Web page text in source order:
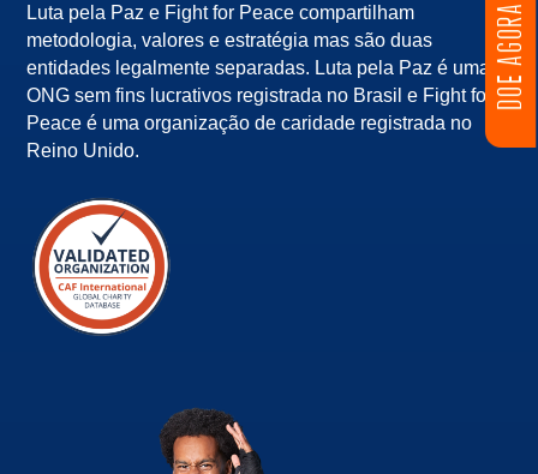
DOE AGORA
Luta pela Paz e Fight for Peace compartilham
metodologia, valores e estratégia mas são duas
entidades legalmente separadas. Luta pela Paz é uma
ONG sem fins lucrativos registrada no Brasil e Fight for
Peace é uma organização de caridade registrada no
Reino Unido.